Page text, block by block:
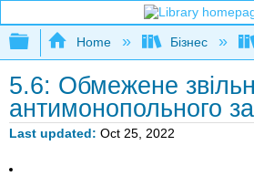
Expand/collapse global
Home Бізнес
5.6: Обмежене
антимонопольного
Last updated Oct 25, 2022